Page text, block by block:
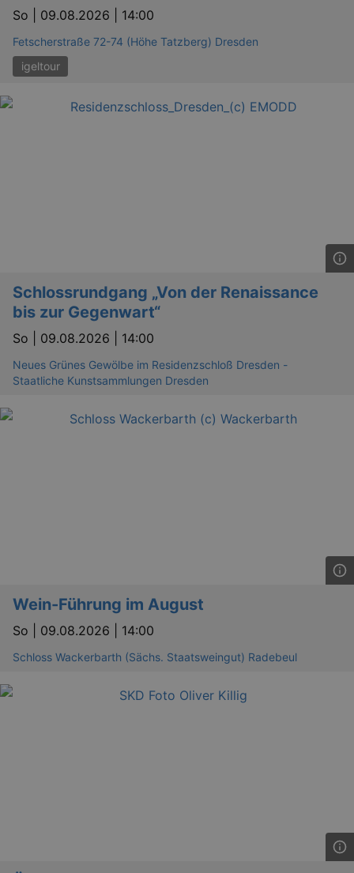
So | 09.08.2026 | 14:00
Fetscherstraße 72-74 (Höhe Tatzberg) Dresden
igeltour
Schlossrundgang „Von der Renaissance
bis zur Gegenwart“
So | 09.08.2026 | 14:00
Neues Grünes Gewölbe im Residenzschloß Dresden -
Staatliche Kunstsammlungen Dresden
Wein-Führung im August
So | 09.08.2026 | 14:00
Schloss Wackerbarth (Sächs. Staatsweingut) Radebeul